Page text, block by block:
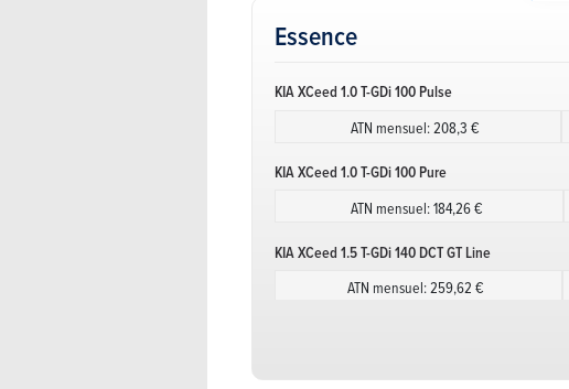
Essence
KIA XCeed 1.0 T-GDi 100 Pulse
ATN mensuel: 208,3 €
KIA XCeed 1.0 T-GDi 100 Pure
ATN mensuel: 184,26 €
KIA XCeed 1.5 T-GDi 140 DCT GT Line
ATN mensuel: 259,62 €